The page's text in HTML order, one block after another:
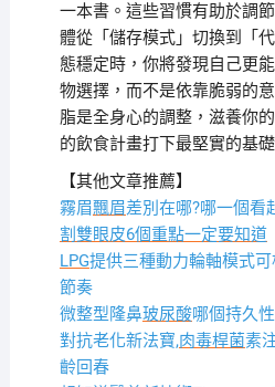
一本書。這些習慣有助於調
體從「儲存模式」切換到「
態穩定時，你將發現自己更
物選擇，而不是依靠脆弱的
脂是全身心的調整，滋養你
的飲食計畫打下最堅實的基礎
【其他文章推薦】
霧眉飄眉差別在哪?哪一個看
割雙眼皮6個重點一定要知道
LPG提供三種動力輪軸模式
節奏
微整型隆鼻玻尿酸哪個持久
對抗老化新法寶,肉毒桿菌素
齡回春